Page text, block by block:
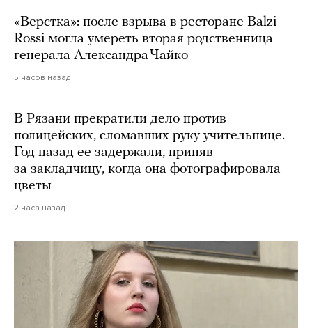
«Верстка»: после взрыва в ресторане Balzi
Rossi могла умереть вторая родственница
генерала Александра Чайко
5 часов назад
В Рязани прекратили дело против
полицейских, сломавших руку учительнице.
Год назад ее задержали, приняв
за закладчицу, когда она фотографировала
цветы
2 часа назад